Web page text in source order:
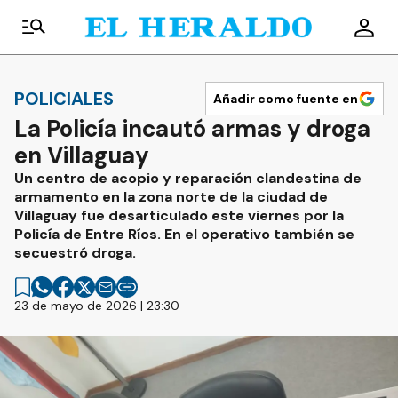
POLICIALES Añadir como fuente en
La Policía incautó armas y droga
en Villaguay
Un centro de acopio y reparación clandestina de
armamento en la zona norte de la ciudad de
Villaguay fue desarticulado este viernes por la
Policía de Entre Ríos. En el operativo también se
secuestró droga.
23 de mayo de 2026 | 23:30